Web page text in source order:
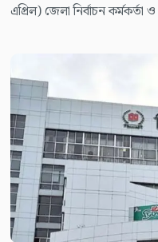
এপ্রিল) জেলা নির্বাচন